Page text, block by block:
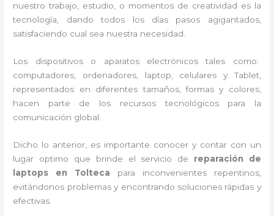
nuestro trabajo, estudio, o momentos de creatividad es la
tecnología, dando todos los días pasos agigantados,
satisfaciendo cual sea nuestra necesidad.
Los dispositivos o aparatos electrónicos tales como:
computadores, ordenadores, laptop, celulares y Tablet,
representados en diferentes tamaños, formas y colores,
hacen parte de los recursos tecnológicos para la
comunicación global.
Dicho lo anterior, es importante conocer y contar con un
lugar optimo que brinde el servicio de reparación de
laptops en Tolteca para inconvenientes repentinos,
evitándonos problemas y encontrando soluciones rápidas y
efectivas.